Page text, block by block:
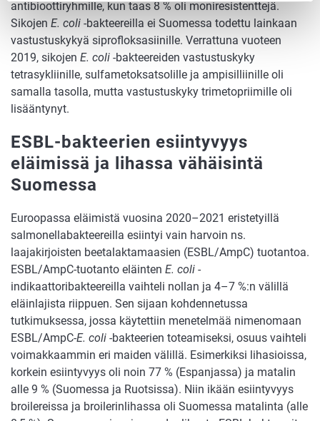
antibioottiryhmille, kun taas 8 % oli moniresistenttejä.
Sikojen E. coli -bakteereilla ei Suomessa todettu lainkaan
vastustuskykyä siprofloksasiinille. Verrattuna vuoteen
2019, sikojen E. coli -bakteereiden vastustuskyky
tetrasykliinille, sulfametoksatsolille ja ampisilliinille oli
samalla tasolla, mutta vastustuskyky trimetopriimille oli
lisääntynyt.
ESBL-bakteerien esiintyvyys
eläimissä ja lihassa vähäisintä
Suomessa
Euroopassa eläimistä vuosina 2020–2021 eristetyillä
salmonellabakteereilla esiintyi vain harvoin ns.
laajakirjoisten beetalaktamaasien (ESBL/AmpC) tuotantoa.
ESBL/AmpC-tuotanto eläinten E. coli -
indikaattoribakteereilla vaihteli nollan ja 4–7 %:n välillä
eläinlajista riippuen. Sen sijaan kohdennetussa
tutkimuksessa, jossa käytettiin menetelmää nimenomaan
ESBL/AmpC-E. coli -bakteerien toteamiseksi, osuus vaihteli
voimakkaammin eri maiden välillä. Esimerkiksi lihasioissa,
korkein esiintyvyys oli noin 77 % (Espanjassa) ja matalin
alle 9 % (Suomessa ja Ruotsissa). Niin ikään esiintyvyys
broilereissa ja broilerinlihassa oli Suomessa matalinta (alle